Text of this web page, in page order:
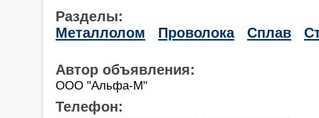
Разделы:
Металлолом
Проволока Сплав
Автор объявления:
ООО "Альфа-М"
Телефон: